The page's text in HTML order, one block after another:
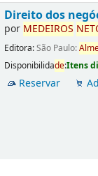
Direito dos
por MEDEIROS
Editora:São Paulo:
Disponibilidade:Itens
Reservar